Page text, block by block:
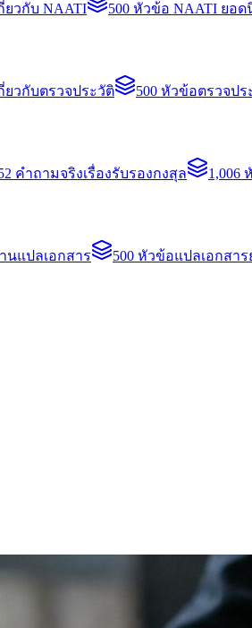
ยวกับ NAATI 500 หัวข้อ NAATI ยอด
ยวกับตรวจประวัติ 500 หัวข้อตรวจป
คำถามจริงเรื่องรับรองกงสุล 1,006
นแปลเอกสาร 500 หัวข้อแปลเอกสา